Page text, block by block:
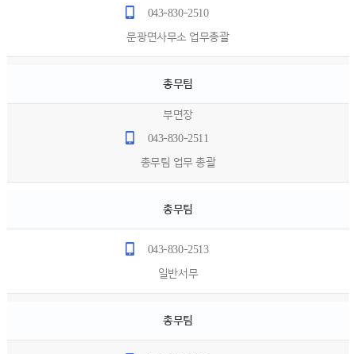
043-830-2510
문광면사무소 업무총괄
총무팀
부면장
043-830-2511
총무팀 업무 총괄
총무팀
043-830-2513
일반서무
총무팀